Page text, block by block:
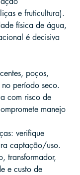
e fruticultura).
física de água,
é decisiva
poços,
período seco.
com risco de
manejo
verifique
captação/uso.
transformador,
e custo de